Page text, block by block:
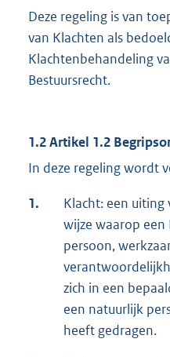
Deze regeling is van
van Klachten als
Klachtenbehandeling
Bestuursrecht.
1.2 Artikel 1.2
In deze regeling wordt
1.
Klacht: een uiting
wijze waarop een
persoon,
zich in een
een natuurlijk
heeft gedragen.